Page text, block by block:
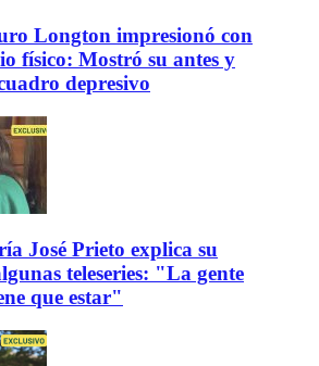
Longton impresionó con
físico: Mostró su antes y
depresivo
José Prieto explica su
teleseries: "La gente
que estar"